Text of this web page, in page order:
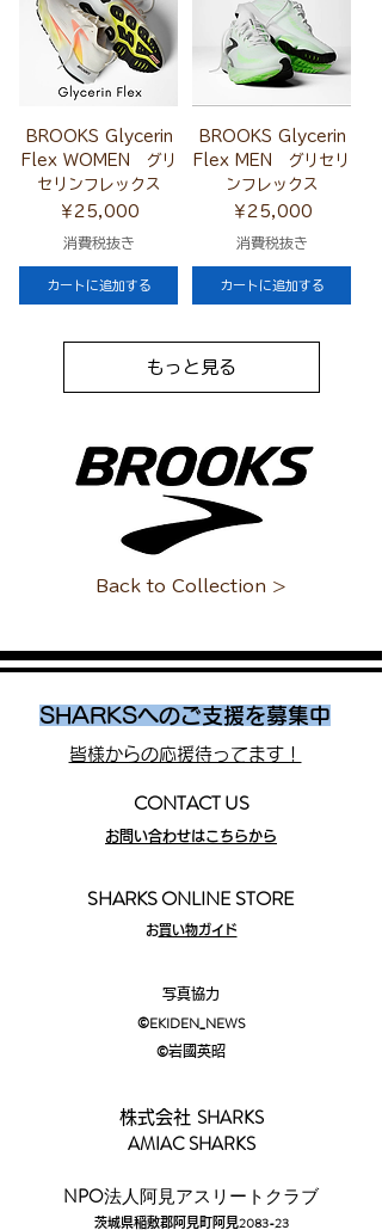
BROOKS Glycerin
Flex WOMEN グリ
セリンフレックス
価格
￥25,000
消費税抜き
カートに追加する
BROOKS Glycerin
Flex MEN グリセリ
ンフレックス
価格
￥25,000
消費税抜き
カートに追加する
もっと見る
Back to Collection >
SHARKSへのご支援を募集中
皆様からの応援待ってます！
CONTACT US
お問い合わせはこちらから
SHARKS ONLINE STORE
​お買い物ガイド
写真協力
©EKIDEN_NEWS
©︎岩國英昭
株式会社 SHARKS
AMIAC SHARKS
​NPO法人阿見アスリートクラブ
茨城県稲敷郡阿見町阿見2083-23